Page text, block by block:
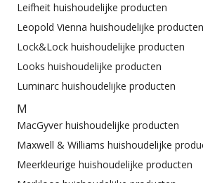
Leifheit huishoudelijke producten
Leopold Vienna huishoudelijke producten
Lock&Lock huishoudelijke producten
Looks huishoudelijke producten
Luminarc huishoudelijke producten
M
MacGyver huishoudelijke producten
Maxwell & Williams huishoudelijke
Meerkleurige huishoudelijke producten